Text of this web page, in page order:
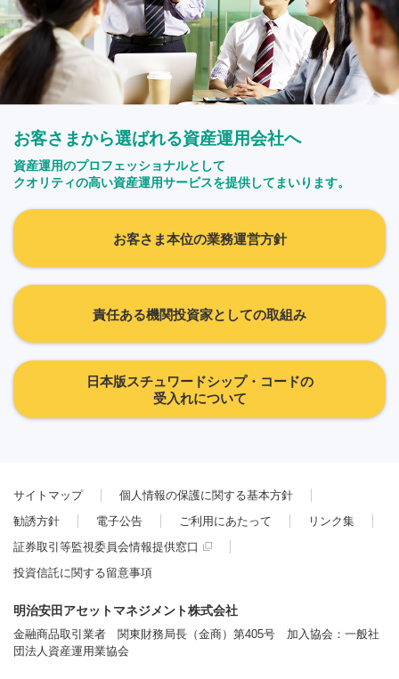
お客さまから選ばれる資産運用会社へ
資産運用のプロフェッショナルとして
クオリティの高い資産運用サービスを提供してまいります。
お客さま本位の業務運営方針
責任ある機関投資家としての取組み
日本版スチュワードシップ・コードの
受入れについて
サイトマップ
個人情報の保護に関する基本方針
勧誘方針
電子公告 ご利用にあたって
リンク集
証券取引等監視委員会情報提供窓口
投資信託に関する留意事項
明治安田アセットマネジメント株式会社
金融商品取引業者 関東財務局長（金商）第405号 加入協会：一般社
団法人資産運用業協会